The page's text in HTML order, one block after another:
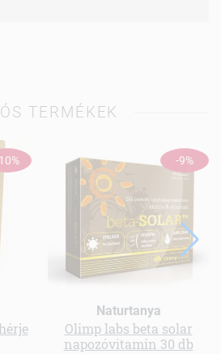
TERMÉKEK
-9%
Naturtanya
Olimp labs beta solar
napozóvitamin 30 db